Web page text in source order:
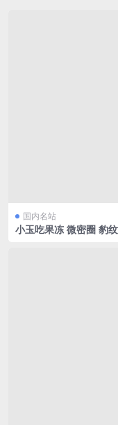
国内名站
小玉吃果冻 微密圈 豹